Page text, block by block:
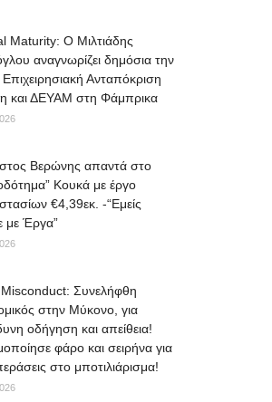
Maturity: Ο Μιλτιάδης
αναγνωρίζει δημόσια την
Ανταπόκριση
και ΔΕΥΑΜ στη Φάμπρικα
Βερώνης απαντά στο
Κουκά με έργο
€4,39εκ. -“Εμείς
με Έργα”
Συνελήφθη
στην Μύκονο, για
οδήγηση και απείθεια!
φάρο και σειρήνα για
στο μποτιλιάρισμα!